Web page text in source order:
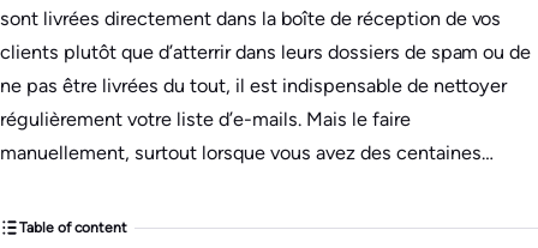
sont livrées directement dans la boîte de réception de vos
clients plutôt que d’atterrir dans leurs dossiers de spam ou de
ne pas être livrées du tout, il est indispensable de nettoyer
régulièrement votre liste d’e-mails. Mais le faire
manuellement, surtout lorsque vous avez des centaines…
Table of content